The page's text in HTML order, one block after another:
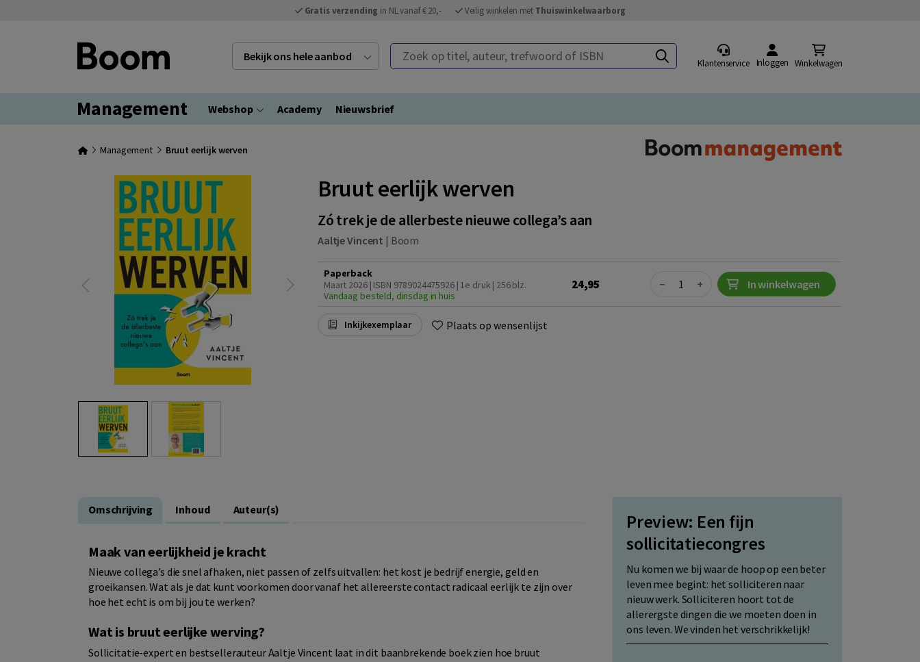
Gratis verzending in NL vanaf € 20,- Veilig winkelen met Thuiswinkelwaarborg
Bekijk ons hele aanbod Zoek op titel, auteur, trefwoord of ISBN
Klantenservice Inloggen Winkelwagen
Management Webshop Academy Nieuwsbrief
Management Bruut eerlijk werven
Bruut eerlijk werven
Zó trek je de allerbeste nieuwe collega’s aan
Aaltje Vincent | Boom
Paperback
Maart 2026 | ISBN 9789024475926 | 1e druk | 256 blz.
Vandaag besteld, dinsdag in huis
24,95 Quantity
− + In winkelwagen
Inkijkexemplaar Plaats op wensenlijst
Omschrijving Inhoud Auteur(s)
Maak van eerlijkheid je kracht
Nieuwe collega’s die snel afhaken, niet passen of zelfs uitvallen: het kost je bedrijf energie, geld en
groeikansen. Wat als je dat kunt voorkomen door vanaf het allereerste contact radicaal eerlijk te zijn over
hoe het echt is om bij jou te werken?
Wat is bruut eerlijke werving?
Sollicitatie-expert en bestsellerauteur Aaltje Vincent laat in dit baanbrekende boek zien hoe bruut
Preview: Een fijn
sollicitatiecongres
Nu komen we bij waar de hoop op een beter
leven mee begint: het solliciteren naar
nieuw werk. Solliciteren hoort tot de
allerergste dingen die we moeten doen in
ons leven. We vinden het verschrikkelijk!